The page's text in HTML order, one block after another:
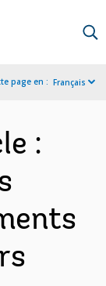
page en : Français
: